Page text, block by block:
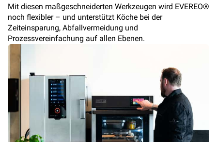
Mit diesen maßgeschneiderten Werkzeugen wird EVEREO®
noch flexibler – und unterstützt Köche bei der
Zeiteinsparung, Abfallvermeidung und
Prozessvereinfachung auf allen Ebenen.